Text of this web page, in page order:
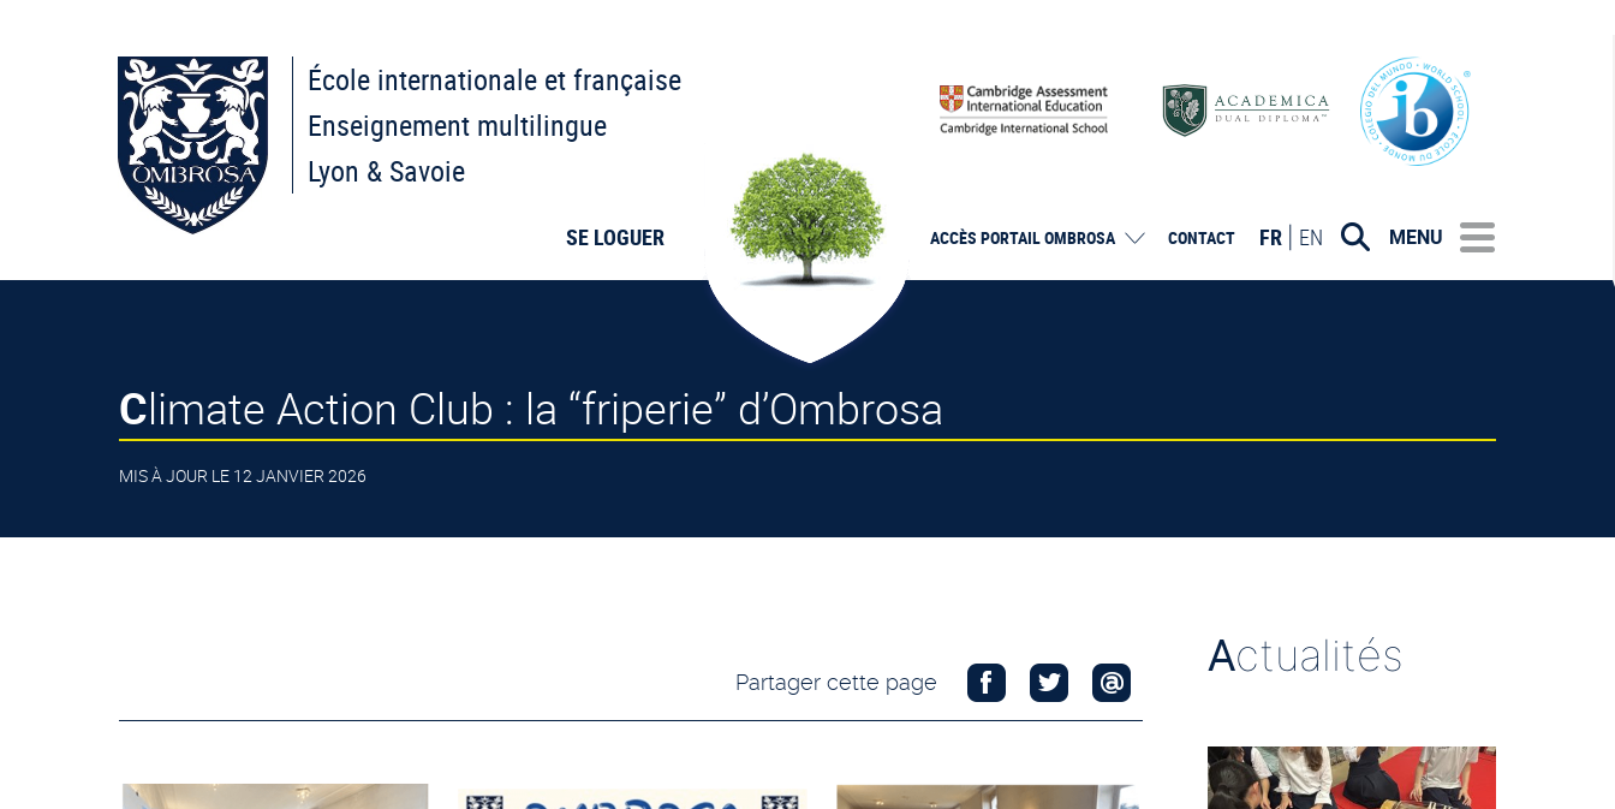
École internationale et française
Enseignement multilingue
Lyon & Savoie
SE LOGUER ACCÈS PORTAILOMBROSA CONTACT FR EN MENU
Climate Action Club : la “friperie” d’Ombrosa
MIS À JOUR LE 12 JANVIER 2026
Partager cette page Actualités